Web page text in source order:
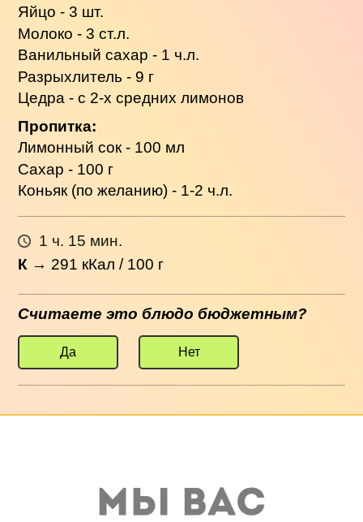
Яйцо - 3 шт.
Молоко - 3 ст.л.
Ванильный сахар - 1 ч.л.
Разрыхлитель - 9 г
Цедра - с 2-х средних лимонов
Пропитка:
Лимонный сок - 100 мл
Сахар - 100 г
Коньяк (по желанию) - 1-2 ч.л.
1 ч. 15 мин.
К → 291 кКал / 100 г
Считаете это блюдо бюджетным?
Да Нет